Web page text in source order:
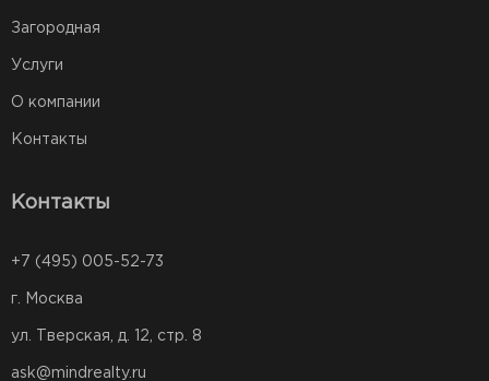
Загородная
Услуги
О компании
Контакты
Контакты
+7 (495) 005-52-73
г. Москва
ул. Тверская, д. 12, стр. 8
ask@mindrealty.ru